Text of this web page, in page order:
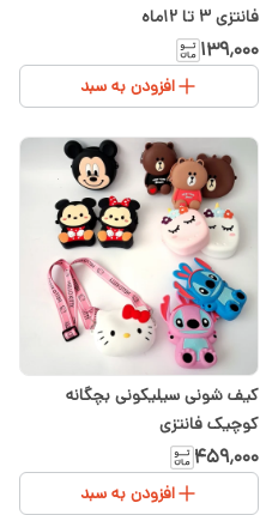
فانتزی ۳ تا ۱۲ماه
۱۳۹٬۰۰۰
افزودن به سبد
کیف شونی سیلیکونی بچگانه
کوچیک فانتزی
۴۵۹٬۰۰۰
افزودن به سبد